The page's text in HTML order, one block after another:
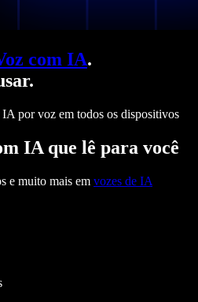
com IA.
por voz em todos os dispositivos
IA que lê para você
e muito mais em vozes de IA